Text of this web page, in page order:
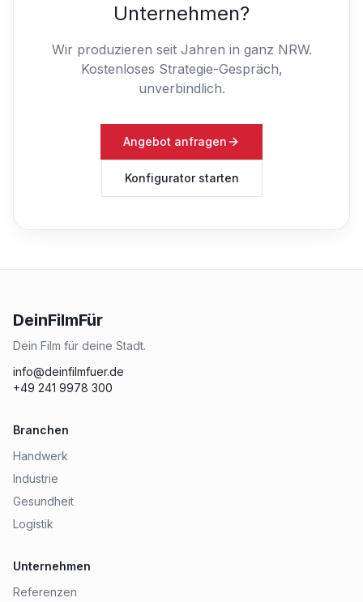
Unternehmen?
Wir produzieren seit Jahren in ganz NRW.
Kostenloses Strategie-Gespräch,
unverbindlich.
Angebot anfragen
Konfigurator starten
DeinFilmFür
Dein Film für deine Stadt.
info@deinfilmfuer.de
+49 241 9978 300
Branchen
Handwerk
Industrie
Gesundheit
Logistik
Unternehmen
Referenzen